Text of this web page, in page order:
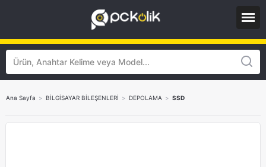
Ana Sayfa > BİLGİSAYAR BİLEŞENLERİ > DEPOLAMA > SSD